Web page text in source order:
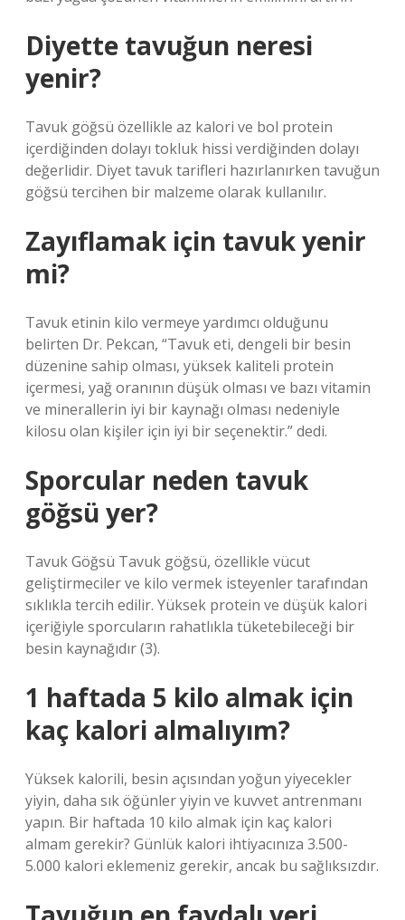
Diyette tavuğun neresi
yenir?
Tavuk göğsü özellikle az kalori ve bol protein
içerdiğinden dolayı tokluk hissi verdiğinden dolayı
değerlidir. Diyet tavuk tarifleri hazırlanırken tavuğun
göğsü tercihen bir malzeme olarak kullanılır.
Zayıflamak için tavuk yenir
mi?
Tavuk etinin kilo vermeye yardımcı olduğunu
belirten Dr. Pekcan, “Tavuk eti, dengeli bir besin
düzenine sahip olması, yüksek kaliteli protein
içermesi, yağ oranının düşük olması ve bazı vitamin
ve minerallerin iyi bir kaynağı olması nedeniyle
kilosu olan kişiler için iyi bir seçenektir.” dedi.
Sporcular neden tavuk
göğsü yer?
Tavuk Göğsü Tavuk göğsü, özellikle vücut
geliştirmeciler ve kilo vermek isteyenler tarafından
sıklıkla tercih edilir. Yüksek protein ve düşük kalori
içeriğiyle sporcuların rahatlıkla tüketebileceği bir
besin kaynağıdır (3).
1 haftada 5 kilo almak için
kaç kalori almalıyım?
Yüksek kalorili, besin açısından yoğun yiyecekler
yiyin, daha sık öğünler yiyin ve kuvvet antrenmanı
yapın. Bir haftada 10 kilo almak için kaç kalori
almam gerekir? Günlük kalori ihtiyacınıza 3.500-
5.000 kalori eklemeniz gerekir, ancak bu sağlıksızdır.